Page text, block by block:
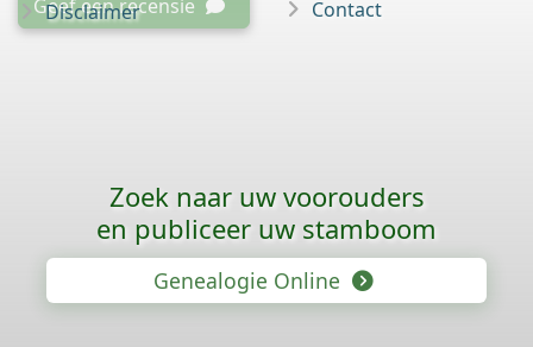
Geef een recensie
Disclaimer
Contact
Zoek naar uw voorouders
en publiceer uw stamboom
Genealogie Online